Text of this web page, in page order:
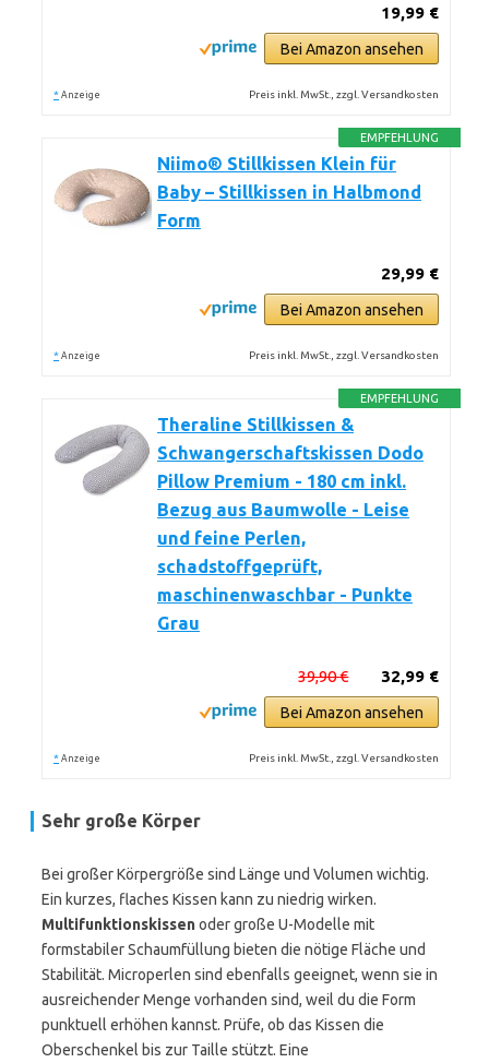
19,99 €
Bei Amazon ansehen
* Anzeige Preis inkl. MwSt., zzgl. Versandkosten
EMPFEHLUNG
Niimo® Stillkissen Klein für
Baby – Stillkissen in Halbmond
Form
29,99 €
Bei Amazon ansehen
* Anzeige Preis inkl. MwSt., zzgl. Versandkosten
EMPFEHLUNG
Theraline Stillkissen &
Schwangerschaftskissen Dodo
Pillow Premium - 180 cm inkl.
Bezug aus Baumwolle - Leise
und feine Perlen,
schadstoffgeprüft,
maschinenwaschbar - Punkte
Grau
32,99 €
39,90 €
Bei Amazon ansehen
* Anzeige Preis inkl. MwSt., zzgl. Versandkosten
Sehr große Körper
Bei großer Körpergröße sind Länge und Volumen wichtig.
Ein kurzes, flaches Kissen kann zu niedrig wirken.
Multifunktionskissenoder große U-Modelle mit
formstabiler Schaumfüllung bieten die nötige Fläche und
Stabilität. Microperlen sind ebenfalls geeignet, wenn sie in
ausreichender Menge vorhanden sind, weil du die Form
punktuell erhöhen kannst. Prüfe, ob das Kissen die
Oberschenkel bis zur Taille stützt. Eine